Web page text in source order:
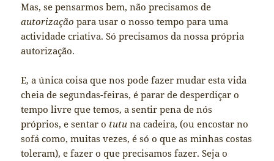
Mas, se pensarmos bem, não precisamos de
autorização para usar o nosso tempo para uma
actividade criativa. Só precisamos da nossa própria
autorização.
E, a única coisa que nos pode fazer mudar esta vida
cheia de segundas-feiras, é parar de desperdiçar o
tempo livre que temos, a sentir pena de nós
próprios, e sentar o tutu na cadeira, (ou encostar no
sofá como, muitas vezes, é só o que as minhas costas
toleram), e fazer o que precisamos fazer. Seja o